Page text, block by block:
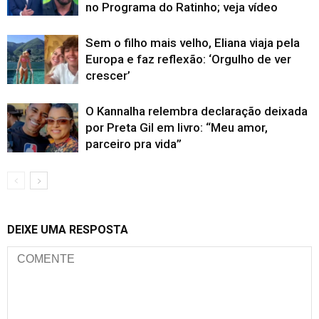
no Programa do Ratinho; veja vídeo
Sem o filho mais velho, Eliana viaja pela
Europa e faz reflexão: ‘Orgulho de ver
crescer’
O Kannalha relembra declaração deixada
por Preta Gil em livro: “Meu amor,
parceiro pra vida”
DEIXE UMA RESPOSTA